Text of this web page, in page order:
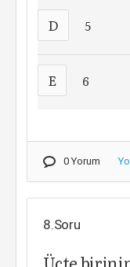
D 5
E 6
0 Yorum
8.Soru